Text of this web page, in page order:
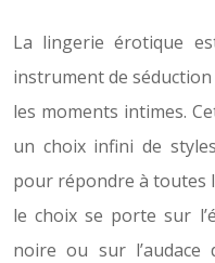
La lingerie érotique
instrument de
les moments intimes.
un choix infini de
pour répondre à toutes
le choix se porte sur
noire ou sur